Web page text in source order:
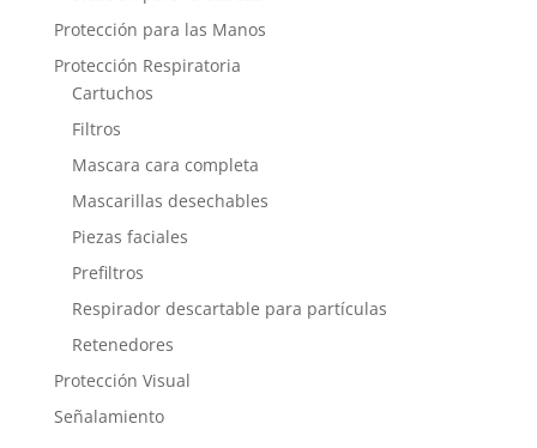
Protección para las Manos
Protección Respiratoria
Cartuchos
Filtros
Mascara cara completa
Mascarillas desechables
Piezas faciales
Prefiltros
Respirador descartable para partículas
Retenedores
Protección Visual
Señalamiento